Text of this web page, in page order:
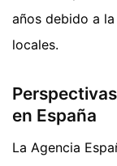
años debido a
locales.
en España
La Agencia